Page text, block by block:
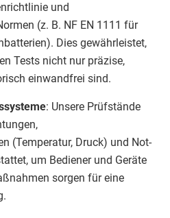
und
(z. B. NF EN 1111 für
Dies gewährleistet,
Tests nicht nur präzise,
einwandfrei sind.
: Unsere Prüfstände
(Temperatur, Druck) und Not-
um Bediener und Geräte
sorgen für eine